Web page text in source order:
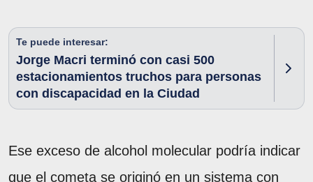
Te puede interesar:
Jorge Macri terminó con casi 500
estacionamientos truchos para personas
con discapacidad en la Ciudad
Ese exceso de alcohol molecular podría indicar
que el cometa se originó en un sistema con